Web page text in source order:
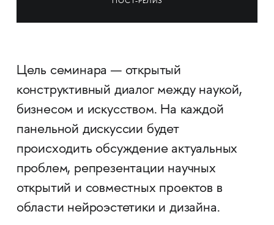
Цель семинара — открытый
конструктивный диалог между наукой,
бизнесом и искусством. На каждой
панельной дискуссии будет
происходить обсуждение актуальных
проблем, репрезентации научных
открытий и совместных проектов в
области нейроэстетики и дизайна.